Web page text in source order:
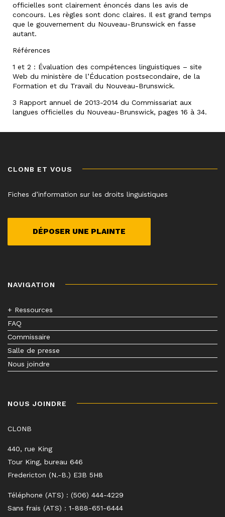
officielles sont clairement énoncés dans les avis de
concours. Les règles sont donc claires. Il est grand temps
que le gouvernement du Nouveau-Brunswick en fasse
autant.
Références
1 et 2 : Évaluation des compétences linguistiques – site
Web du ministère de l’Éducation postsecondaire, de la
Formation et du Travail du Nouveau-Brunswick.
3 Rapport annuel de 2013-2014 du Commissariat aux
langues officielles du Nouveau-Brunswick, pages 16 à 34.
CLONB ET VOUS
Fiches d’information sur les droits linguistiques
DÉPOSER UNE PLAINTE
NAVIGATION
+ Ressources
FAQ
Commissaire
Salle de presse
Nous joindre
NOUS JOINDRE
CLONB
440, rue King
Tour King, bureau 646
Fredericton (N.-B.) E3B 5H8
Téléphone (ATS) : (506) 444-4229
Sans frais (ATS) : 1-888-651-6444